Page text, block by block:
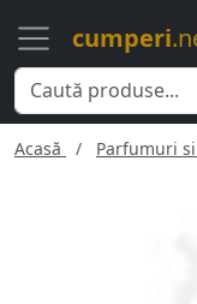
cumperi
Acasă Parfumuri